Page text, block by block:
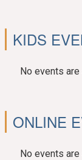
KIDS
No events
ONLINE
No events